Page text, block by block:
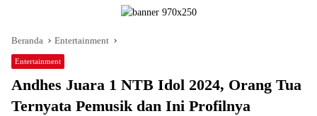
Beranda Entertainment
Entertainment
Andhes Juara 1 NTB Idol 2024, Orang Tua
Ternyata Pemusik dan Ini Profilnya